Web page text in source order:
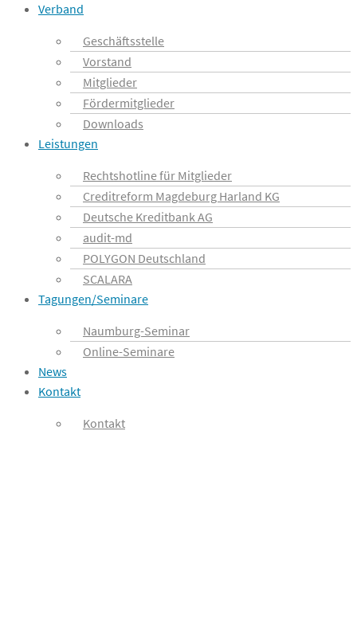
Verband
Geschäftsstelle
Vorstand
Mitglieder
Fördermitglieder
Downloads
Leistungen
Rechtshotline für Mitglieder
Creditreform Magdeburg Harland KG
Deutsche Kreditbank AG
audit-md
POLYGON Deutschland
SCALARA
Tagungen/Seminare
Naumburg-Seminar
Online-Seminare
News
Kontakt
Kontakt